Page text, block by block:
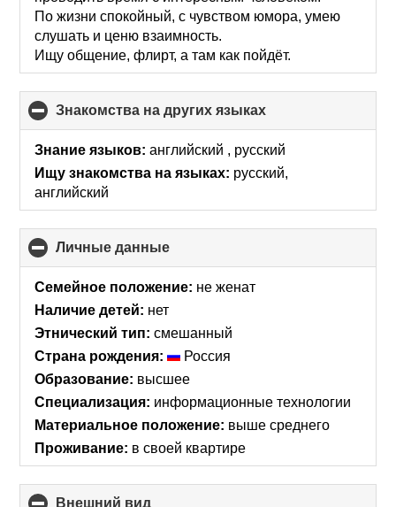
По жизни спокойный, с чувством юмора, умею
слушать и ценю взаимность.
Ищу общение, флирт, а там как пойдёт.
Знакомства на других языках
to
collapse
contents
Знание языков: английский , русский
Ищу знакомства на языках: русский,
английский
Личные данные
to
collapse
Семейное положение: не женат
Наличие детей: нет
Этнический тип: смешанный
Страна рождения:
Россия
Образование: высшее
Специализация: информационные технологии
Материальное положение: выше среднего
Проживание: в своей квартире
Внешний вид